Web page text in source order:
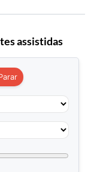
assistidas